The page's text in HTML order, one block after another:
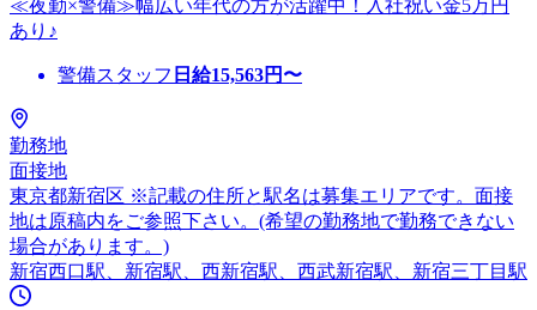
≪夜勤×警備≫幅広い年代の方が活躍中！入社祝い金5万円
あり♪
警備スタッフ 日給15,563円〜
勤務地
面接地
東京都新宿区 ※記載の住所と駅名は募集エリアです。面接
地は原稿内をご参照下さい。(希望の勤務地で勤務できない
場合があります。)
新宿西口駅、新宿駅、西新宿駅、西武新宿駅、新宿三丁目駅